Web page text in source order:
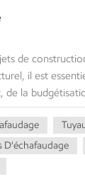
de
il est
de la
sujet de poids
la calculer et
de projet,
du tube
D'échafaudage